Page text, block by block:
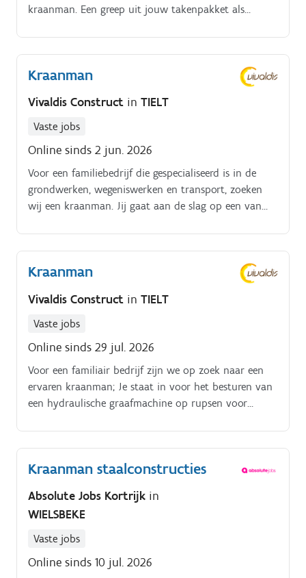
kraanman. Een greep uit jouw takenpakket als
wegen, Na grondige opleiding materiaalkennis ga je
met de kraan, losse grijper, aan de slag, dit maakt
een groot deel van jouw takenpakket uit.
Kraanman
Vivaldis Construct in TIELT
Vaste jobs
Online sinds 2 jun. 2026
Voor een familiebedrijf die gespecialiseerd is in de
grondwerken, wegeniswerken en transport, zoeken
wij een kraanman. Jij gaat aan de slag op een van
van 22 m, diverse graafkranen uitgerust met
breekhamers, sorteergrijpers, schieters, crushers,
zal met een van deze kranen werken
Kraanman
Vivaldis Construct in TIELT
Vaste jobs
Online sinds 29 jul. 2026
Voor een familiair bedrijf zijn we op zoek naar een
ervaren kraanman; Je staat in voor het besturen van
een hydraulische graafmachine op rupsen voor
met de machine, rekening houdend met het terrein.
Kraanman staalconstructies
Absolute Jobs Kortrijk in
WIELSBEKE
Vaste jobs
Online sinds 10 jul. 2026